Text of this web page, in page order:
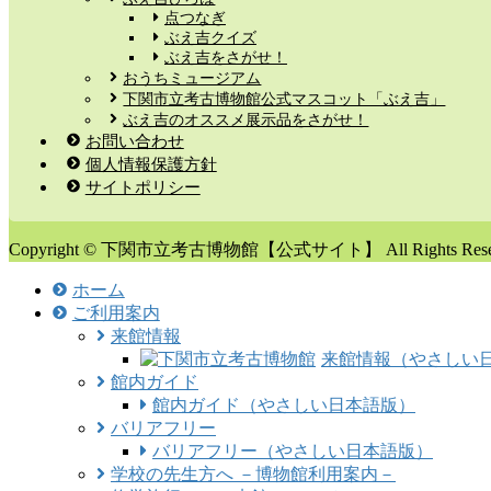
点つなぎ
ぶえ吉クイズ
ぶえ吉をさがせ！
おうちミュージアム
下関市立考古博物館公式マスコット「ぶえ吉」
ぶえ吉のオススメ展示品をさがせ！
お問い合わせ
個人情報保護方針
サイトポリシー
Copyright © 下関市立考古博物館【公式サイト】 All Rights
ホーム
ご利用案内
来館情報
来館情報（やさしい
館内ガイド
館内ガイド（やさしい日本語版）
バリアフリー
バリアフリー（やさしい日本語版）
学校の先生方へ －博物館利用案内－